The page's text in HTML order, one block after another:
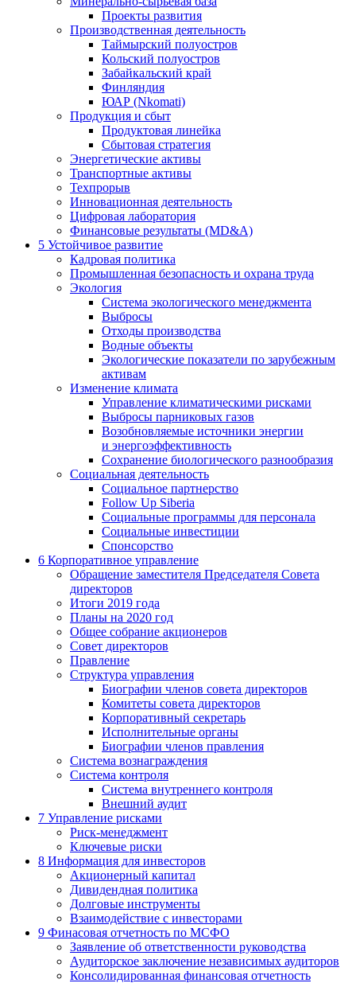
Проекты развития
Производственная деятельность
Таймырский полуостров
Кольский полуостров
Забайкальский край
Финляндия
ЮАР (Nkomati)
Продукция и сбыт
Продуктовая линейка
Сбытовая стратегия
Энергетические активы
Транспортные активы
Техпрорыв
Инновационная деятельность
Цифровая лаборатория
Финансовые результаты (MD&A)
5 Устойчивое развитие
Кадровая политика
Промышленная безопасность и охрана труда
Экология
Система экологического менеджмента
Выбросы
Отходы производства
Водные объекты
Экологические показатели по зарубежным
активам
Изменение климата
Управление климатическими рисками
Выбросы парниковых газов
Возобновляемые источники энергии
и энергоэффективность
Сохранение биологического разнообразия
Социальная деятельность
Социальное партнерство
Follow Up Siberia
Социальные программы для персонала
Социальные инвестиции
Спонсорство
6 Корпоративное управление
Обращение заместителя Председателя Совета
директоров
Итоги 2019 года
Планы на 2020 год
Общее собрание акционеров
Совет директоров
Правление
Структура управления
Биографии членов совета директоров
Комитеты совета директоров
Корпоративный секретарь
Исполнительные органы
Биографии членов правления
Система вознаграждения
Система контроля
Система внутреннего контроля
Внешний аудит
7 Управление рисками
Риск-менеджмент
Ключевые риски
8 Информация для инвесторов
Акционерный капитал
Дивидендная политика
Долговые инструменты
Взаимодействие с инвеcторами
9 Финасовая отчетность по МСФО
Заявление об ответственности руководства
Аудиторское заключение независимых аудиторов
Консолидированная финансовая отчетность